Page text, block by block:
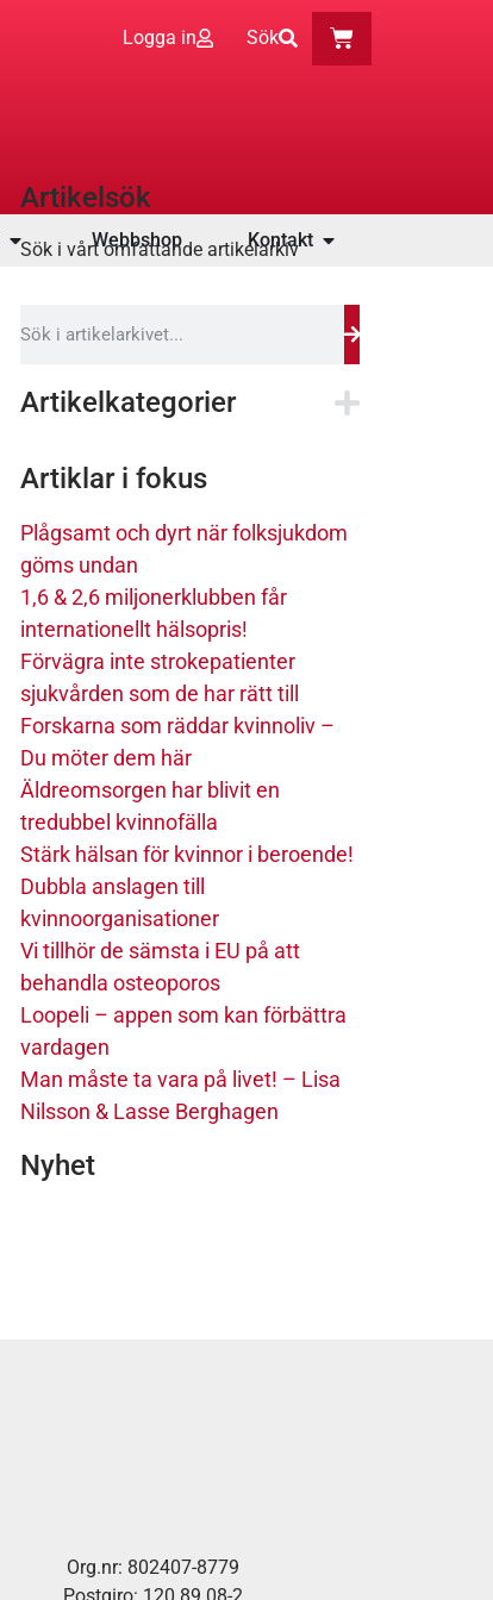
Logga in Sök
Webbshop Kontakt
Artikelsök
Sök i vårt omfattande artikelarkiv
Artikelkategorier
Artiklar i fokus
Plågsamt och dyrt när folksjukdom
göms undan
1,6 & 2,6 miljonerklubben får
internationellt hälsopris!
Förvägra inte strokepatienter
sjukvården som de har rätt till
Forskarna som räddar kvinnoliv –
Du möter dem här
Äldreomsorgen har blivit en
tredubbel kvinnofälla
Stärk hälsan för kvinnor i beroende!
Dubbla anslagen till
kvinnoorganisationer
Vi tillhör de sämsta i EU på att
behandla osteoporos
Loopeli – appen som kan förbättra
vardagen
Man måste ta vara på livet! – Lisa
Nilsson & Lasse Berghagen
Nyhet
Org.nr: 802407-8779
Postgiro: 120 89 08-2